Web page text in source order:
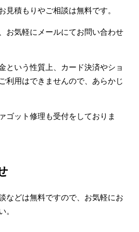
見積もりやご相談は無料です。
お気軽にメールにてお問い合わせ
という性質上、カード決済やショ
利用はできませんので、あらかじ
ゴット修理も受付をしておりま
などは無料ですので、お気軽にお
。